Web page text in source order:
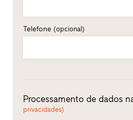
Telefone (opcional)
Processamento de dados
privacidades)